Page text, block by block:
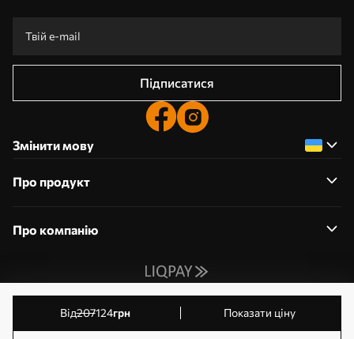
від207124грн Показати ціну
Підписатися
Змінити мову
Про продукт
Про компанію
Редагування дозволів на файли cookie